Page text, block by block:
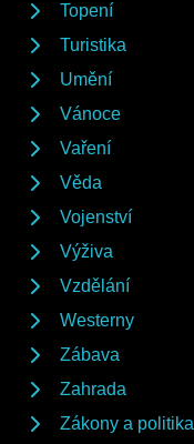
Topení
Turistika
Umění
Vánoce
Vaření
Věda
Vojenství
Výživa
Vzdělání
Westerny
Zábava
Zahrada
Zákony a politika